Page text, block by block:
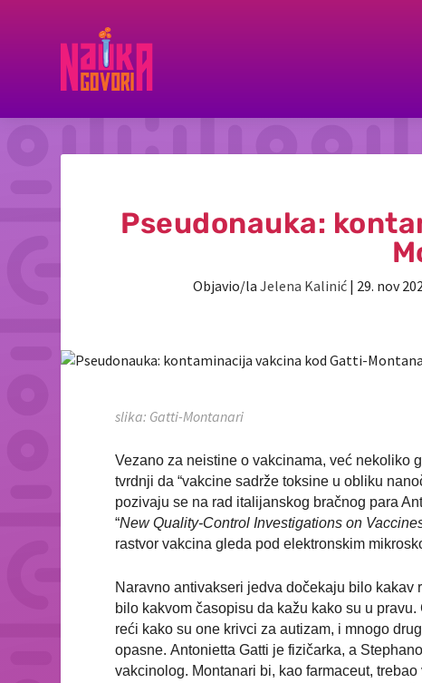
Pseudonauka:
Objavio/la Jelena Kalinić| 29. nov
slika: Gatti-Montanari
Vezano za neistine o vakcinama, već nekoliko
tvrdnji da “vakcine sadrže toksine u obliku
pozivaju se na rad italijanskog bračnog para
“New Quality-Control Investigations on
rastvor vakcina gleda pod elektronskim
Naravno antivakseri jedva dočekaju bilo
bilo kakvom časopisu da kažu kako su u
reći kako su one krivci za autizam, i mnogo
opasne. Antonietta Gatti je fizičarka, a
vakcinolog. Montanari bi, kao farmaceut,